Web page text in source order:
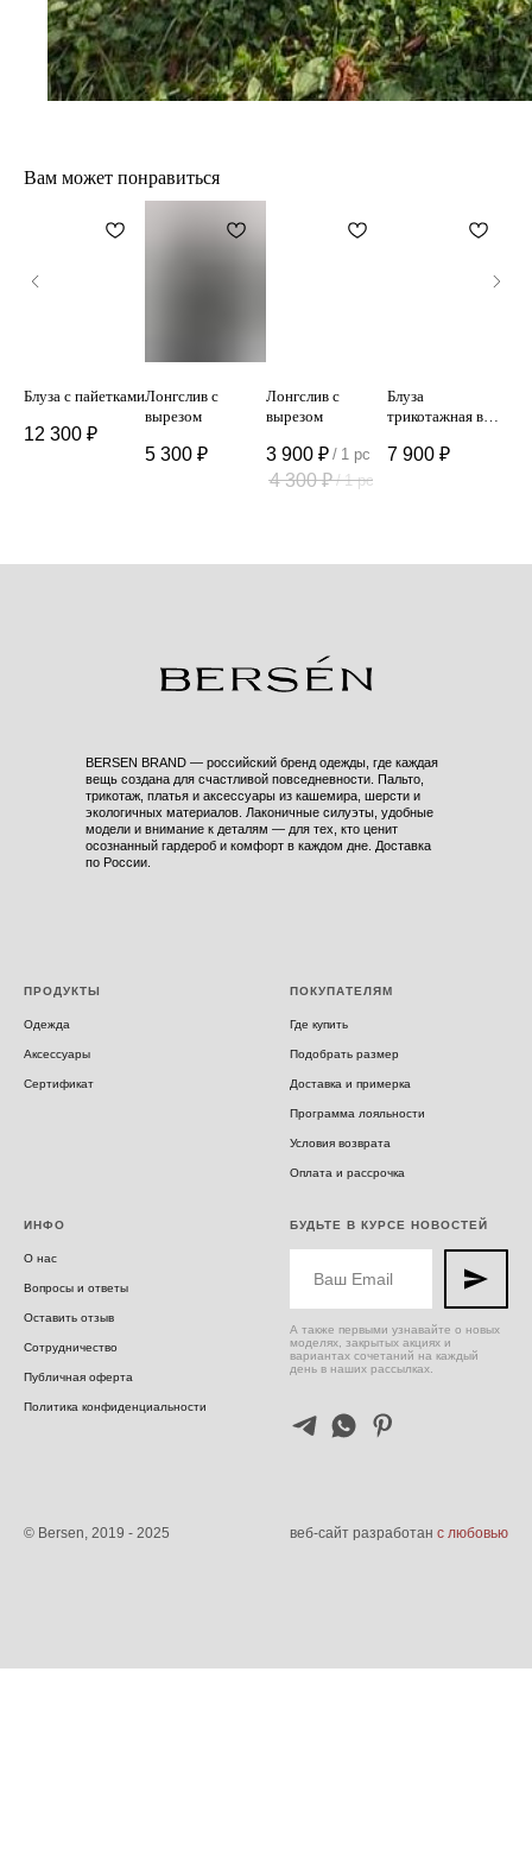
Вам может понравиться
Блуза с пайетками
12 300 ₽
Лонгслив с
вырезом
5 300 ₽
Лонгслив с
вырезом
3 900 ₽ / 1 pc
4 300 ₽ / 1 pc
Блуза
трикотажная в
цвете
7 900 ₽
BERSEN BRAND — российский бренд одежды, где каждая
вещь создана для счастливой повседневности. Пальто,
трикотаж, платья и аксессуары из кашемира, шерсти и
экологичных материалов. Лаконичные силуэты, удобные
модели и внимание к деталям — для тех, кто ценит
осознанный гардероб и комфорт в каждом дне. Доставка
по России.
ПРОДУКТЫ
Одежда
Аксессуары
Сертификат
ПОКУПАТЕЛЯМ
Где купить
Подобрать размер
Доставка и примерка
Программа лояльности
Условия возврата
Оплата и рассрочка
ИНФО
О нас
Вопросы и ответы
Оставить отзыв
Сотрудничество
Публичная оферта
Политика конфиденциальности
БУДЬТЕ В КУРСЕ НОВОСТЕЙ
А также первыми узнавайте о новых
моделях, закрытых акциях и
вариантах сочетаний на каждый
день в наших рассылках.
© Bersen, 2019 - 2025 веб-сайт разработан с любовью